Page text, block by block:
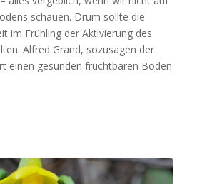
schauen. Drum sollte die
im Frühling der Aktivierung des
Alfred Grand, sozusagen der
einen gesunden fruchtbaren Boden